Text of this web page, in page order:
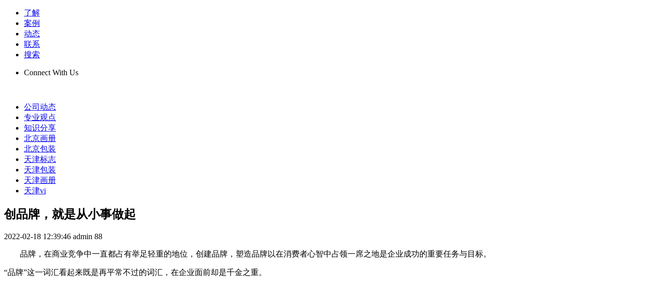
了解
案例
动态
联系
搜索
Connect With Us
公司动态
专业观点
知识分享
北京画册
北京包装
天津标志
天津包装
天津画册
天津vi
创品牌，就是从小事做起
2022-02-18 12:39:46 admin 88
品牌，在商业竞争中一直都占有举足轻重的地位，创建品牌，塑造品牌以在消费者心智中占领一席之地是企业成功的重要任务与目标。
“品牌”这一词汇看起来既是再平常不过的词汇，在企业面前却是千金之重。